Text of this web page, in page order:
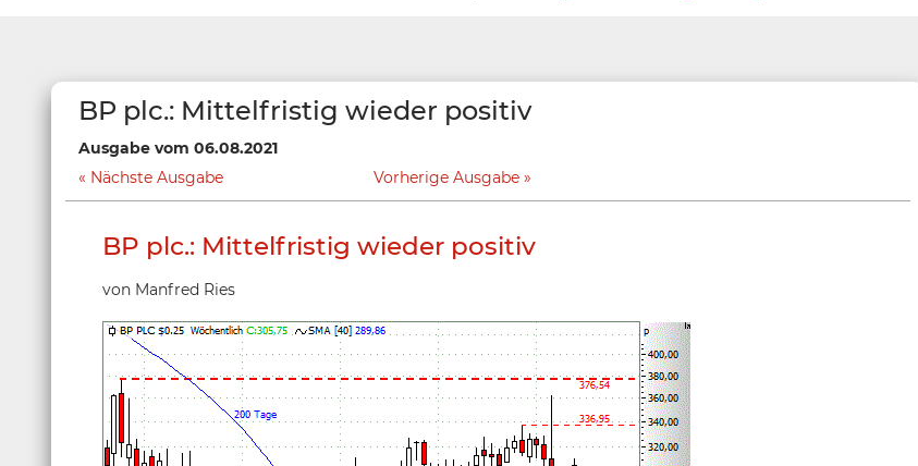
BP plc.: Mittelfristig wieder positiv
Ausgabe vom 06.08.2021
Nächste Ausgabe
Vorherige Ausgabe
BP plc.: Mittelfristig wieder positiv
von Manfred Ries